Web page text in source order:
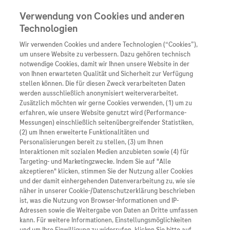
Unternehmen
Übersicht
Wer wir sind
Was uns antreibt
Unsere Standorte
Roche Stories
Events
Verwendung von Cookies und anderen
Technologien
Wir verwenden Cookies und andere Technologien (“Cookies”),
um unsere Website zu verbessern. Dazu gehören technisch
notwendige Cookies, damit wir Ihnen unsere Website in der
von Ihnen erwarteten Qualität und Sicherheit zur Verfügung
stellen können. Die für diesen Zweck verarbeiteten Daten
werden ausschließlich anonymisiert weiterverarbeitet.
Zusätzlich möchten wir gerne Cookies verwenden, (1) um zu
erfahren, wie unsere Website genutzt wird (Performance-
Messungen) einschließlich seitenübergreifender Statistiken,
(2) um Ihnen erweiterte Funktionalitäten und
Personalisierungen bereit zu stellen, (3) um Ihnen
Interaktionen mit sozialen Medien anzubieten sowie (4) für
Targeting- und Marketingzwecke. Indem Sie auf "Alle
akzeptieren" klicken, stimmen Sie der Nutzung aller Cookies
und der damit einhergehenden Datenverarbeitung zu, wie sie
näher in unserer Cookie-/Datenschutzerklärung beschrieben
ist, was die Nutzung von Browser-Informationen und IP-
Adressen sowie die Weitergabe von Daten an Dritte umfassen
kann. Für weitere Informationen, Einstellungsmöglichkeiten